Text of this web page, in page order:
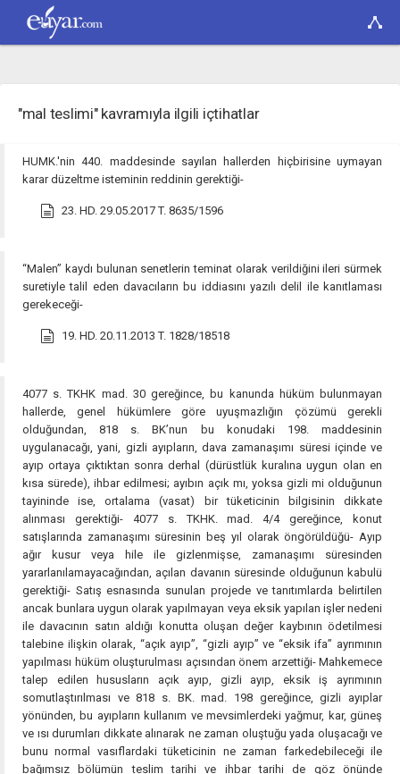
"mal teslimi" kavramıyla ilgili içtihatlar
HUMK.'nin 440. maddesinde sayılan hallerden hiçbirisine uymayan
karar düzeltme isteminin reddinin gerektiği-
23. HD. 29.05.2017 T. 8635/1596
“Malen” kaydı bulunan senetlerin teminat olarak verildiğini ileri sürmek
suretiyle talil eden davacıların bu iddiasını yazılı delil ile kanıtlaması
gerekeceği-
19. HD. 20.11.2013 T. 1828/18518
4077 s. TKHK mad. 30 gereğince, bu kanunda hüküm bulunmayan
hallerde, genel hükümlere göre uyuşmazlığın çözümü gerekli
olduğundan, 818 s. BK’nun bu konudaki 198. maddesinin
uygulanacağı, yani, gizli ayıpların, dava zamanaşımı süresi içinde ve
ayıp ortaya çıktıktan sonra derhal (dürüstlük kuralına uygun olan en
kısa sürede), ihbar edilmesi; ayıbın açık mı, yoksa gizli mi olduğunun
tayininde ise, ortalama (vasat) bir tüketicinin bilgisinin dikkate
alınması gerektiği- 4077 s. TKHK. mad. 4/4 gereğince, konut
satışlarında zamanaşımı süresinin beş yıl olarak öngörüldüğü- Ayıp
ağır kusur veya hile ile gizlenmişse, zamanaşımı süresinden
yararlanılamayacağından, açılan davanın süresinde olduğunun kabulü
gerektiği- Satış esnasında sunulan projede ve tanıtımlarda belirtilen
ancak bunlara uygun olarak yapılmayan veya eksik yapılan işler nedeni
ile davacının satın aldığı konutta oluşan değer kaybının ödetilmesi
talebine ilişkin olarak, “açık ayıp”, “gizli ayıp” ve “eksik ifa” ayrımının
yapılması hüküm oluşturulması açısından önem arzettiği- Mahkemece
talep edilen hususların açık ayıp, gizli ayıp, eksik iş ayrımının
somutlaştırılması ve 818 s. BK. mad. 198 gereğince, gizli ayıplar
yönünden, bu ayıpların kullanım ve mevsimlerdeki yağmur, kar, güneş
ve ısı durumları dikkate alınarak ne zaman oluştuğu yada oluşacağı ve
bunu normal vasıflardaki tüketicinin ne zaman farkedebileceği ile
bağımsız bölümün teslim tarihi ve ihbar tarihi de göz önünde